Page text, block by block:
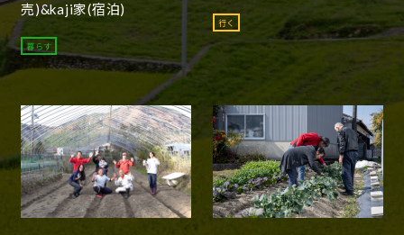
売)&kaji家(宿泊)
暮らす
行く